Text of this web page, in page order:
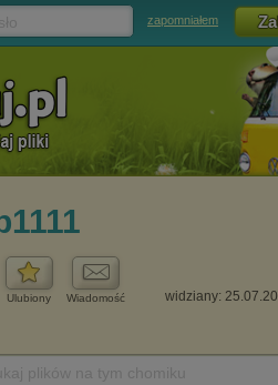
zapomniałem
Ulubiony Wiadomość widziany: